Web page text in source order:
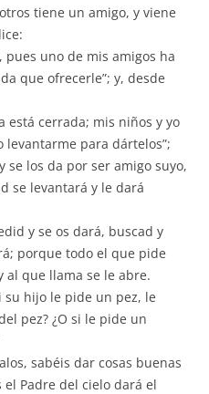
tiene un amigo, y viene
pues uno de mis amigos ha
que ofrecerle”; y, desde
está cerrada; mis niños y yo
levantarme para dártelos”;
se los da por ser amigo suyo,
se levantará y le dará
y se os dará, buscad y
porque todo el que pide
al que llama se le abre.
su hijo le pide un pez, le
pez? ¿O si le pide un
sabéis dar cosas buenas
Padre del cielo dará el